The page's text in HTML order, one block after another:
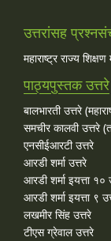
उत्तरांसह
महाराष्ट्र राज्य
पाठ्यपुस्तक उत्तरे
बालभारती उत्तरे
समचीर कालवी उत्तरे
एनसीईआरटी उत्तरे
आरडी शर्मा उत्तरे
आरडी शर्मा इयत्ता १०
आरडी शर्मा इयत्ता ९
लखमीर सिंह उत्तरे
टीएस ग्रेवाल उत्तरे